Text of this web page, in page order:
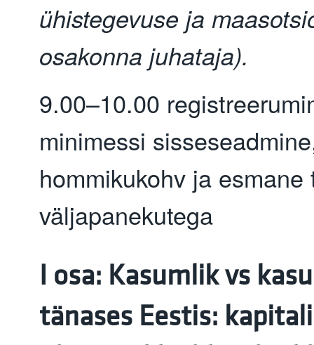
ühistegevuse ja
osakonna juhataja).
9.00–10.00
minimessi
hommikukohv ja
väljapanekutega
I osa: Kasumlik vs
tänases Eestis: